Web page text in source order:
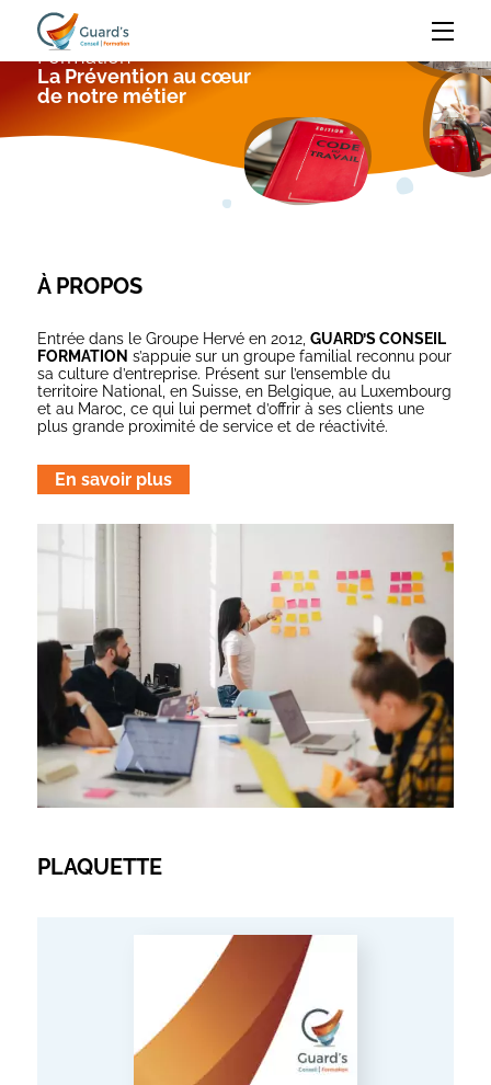
Guard's
Conseil
Formation
Guard's Conseil
Formation
La Prévention au cœur
de notre métier
À PROPOS
Entrée dans le Groupe Hervé en 2012, GUARD’S CONSEIL
FORMATION s’appuie sur un groupe familial reconnu pour
sa culture d’entreprise. Présent sur l’ensemble du
territoire National, en Suisse, en Belgique, au Luxembourg
et au Maroc, ce qui lui permet d’offrir à ses clients une
plus grande proximité de service et de réactivité.
En savoir plus
PLAQUETTE
Panneau de gestion des cookies